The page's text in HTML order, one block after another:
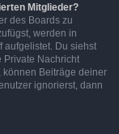
Mitglieder?
des Boards zu
werden in
aufgelistet. Du siehst
Private Nachricht
können Beiträge deiner
ignorierst, dann